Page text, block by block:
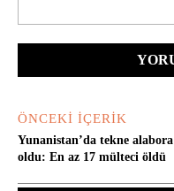
ÖNCEKI İÇERIK
Yunanistan’da tekne alabora
oldu: En az 17 mülteci öldü